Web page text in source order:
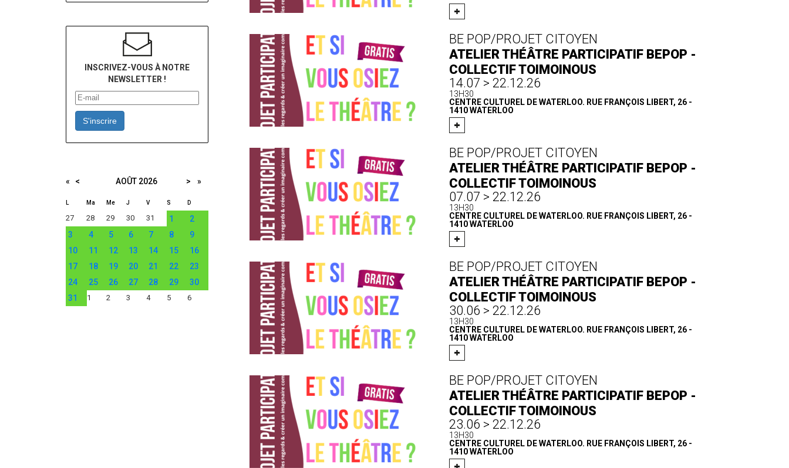
INSCRIVEZ-VOUS À NOTRE
NEWSLETTER !
S'inscrire
« < AOÛT 2026 > »
Ma Me J V S D
27 28 29 30 31 1
2
3
4 5 6 7 8
9
10
11 12 13 14 15
16
17
18 19 20 21 22
23
24
25 26 27 28 29
30
31
1 2 3 4 5 6
BE POP/PROJET CITOYEN
ATELIER THÉÂTRE PARTICIPATIF BEPOP -
COLLECTIF TOIMOINOUS
14.07 > 22.12.26
13H30
CENTRE CULTUREL DE WATERLOO. RUE FRANÇOIS LIBERT, 26 -
1410 WATERLOO
BE POP/PROJET CITOYEN
ATELIER THÉÂTRE PARTICIPATIF BEPOP -
COLLECTIF TOIMOINOUS
07.07 > 22.12.26
13H30
CENTRE CULTUREL DE WATERLOO. RUE FRANÇOIS LIBERT, 26 -
1410 WATERLOO
BE POP/PROJET CITOYEN
ATELIER THÉÂTRE PARTICIPATIF BEPOP -
COLLECTIF TOIMOINOUS
30.06 > 22.12.26
13H30
CENTRE CULTUREL DE WATERLOO. RUE FRANÇOIS LIBERT, 26 -
1410 WATERLOO
BE POP/PROJET CITOYEN
ATELIER THÉÂTRE PARTICIPATIF BEPOP -
COLLECTIF TOIMOINOUS
23.06 > 22.12.26
13H30
CENTRE CULTUREL DE WATERLOO. RUE FRANÇOIS LIBERT, 26 -
1410 WATERLOO